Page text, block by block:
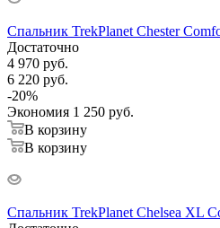
Спальник TrekPlanet Chester
Достаточно
4 970 руб.
6 220 руб.
-20%
Экономия 1 250 руб.
В корзину
В корзину
Спальник TrekPlanet Chelsea XL